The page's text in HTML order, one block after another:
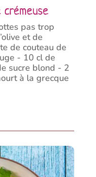
pas trop
et de
de couteau de
- 10 cl de
sucre blond - 2
à la grecque